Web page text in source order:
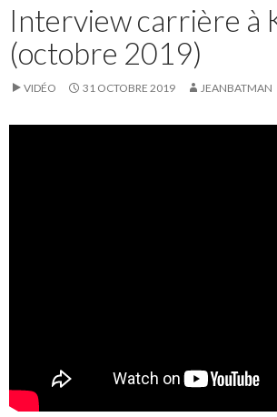
Interview carrière à
(octobre 2019)
VIDÉO 31 OCTOBRE 2019 JEANBATMAN